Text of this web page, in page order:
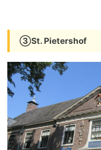
③St. Pietershof